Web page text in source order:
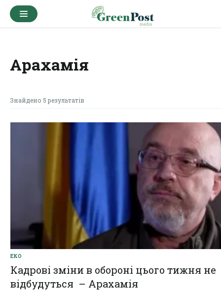
Арахамія
Знайдено 5 результатів
ЕКО
Кадрові зміни в обороні цього тижня не
відбудуться – Арахамія